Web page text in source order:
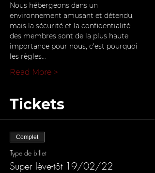
Nous hébergeons dans un
environnement amusant et détendu,
mais la sécurité et la confidentialité
des membres sont de la plus haute
importance pour nous, c'est pourquoi
les règles…
Read More >
Tickets
Complet
Type de billet
Super lève-tôt 19/02/22